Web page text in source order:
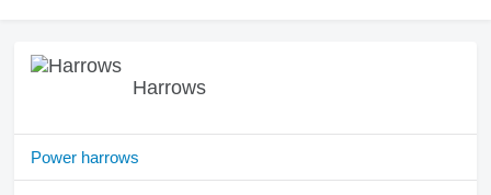
Harrows
Power harrows